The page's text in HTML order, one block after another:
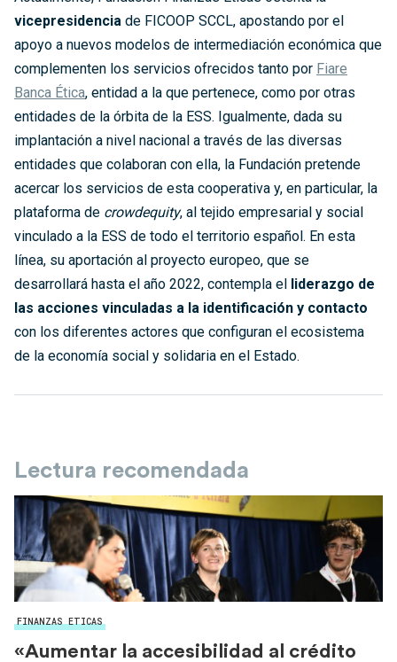
vicepresidencia de FICOOP SCCL, apostando por el
apoyo a nuevos modelos de intermediación económica que
complementen los servicios ofrecidos tanto por Fiare
Banca Ética, entidad a la que pertenece, como por otras
entidades de la órbita de la ESS. Igualmente, dada su
implantación a nivel nacional a través de las diversas
entidades que colaboran con ella, la Fundación pretende
acercar los servicios de esta cooperativa y, en particular, la
plataforma de crowdequity, al tejido empresarial y social
vinculado a la ESS de todo el territorio español. En esta
línea, su aportación al proyecto europeo, que se
desarrollará hasta el año 2022, contempla el liderazgo de
las acciones vinculadas a la identificación y contacto
con los diferentes actores que configuran el ecosistema
de la economía social y solidaria en el Estado.
Lectura recomendada
FINANZAS ETICAS
«Aumentar la accesibilidad al crédito